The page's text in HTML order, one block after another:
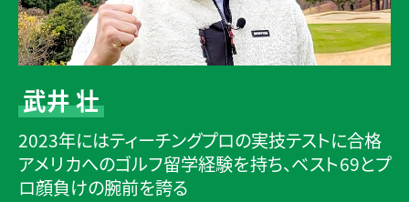
武井 壮
2023年にはティーチングプロの実技テストに合格
アメリカへのゴルフ留学経験を持ち、ベスト69とプ
ロ顔負けの腕前を誇る